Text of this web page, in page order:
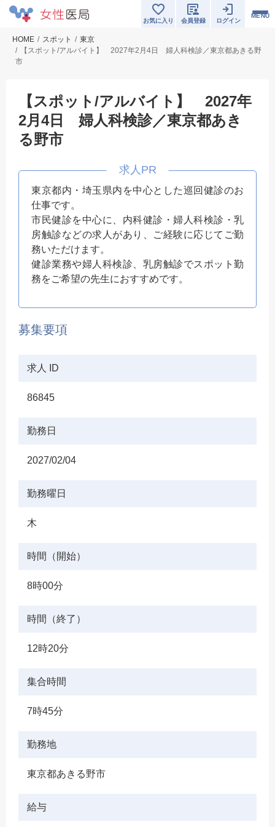
MENU
お気に入り 会員登録 ログイン
HOME スポット
東京
【スポット/アルバイト】 2027年2月4日 婦人科検診／東京都あきる野
市
【スポット/アルバイト】 2027年
2月4日 婦人科検診／東京都あき
る野市
東京都内・埼玉県内を中心とした巡回健診のお
仕事です。
市民健診を中心に、内科健診・婦人科検診・乳
房触診などの求人があり、ご経験に応じてご勤
務いただけます。
健診業務や婦人科検診、乳房触診でスポット勤
務をご希望の先生におすすめです。
募集要項
求人 ID
86845
勤務日
2027/02/04
勤務曜日
木
時間（開始）
8時00分
時間（終了）
12時20分
集合時間
7時45分
勤務地
東京都あきる野市
給与